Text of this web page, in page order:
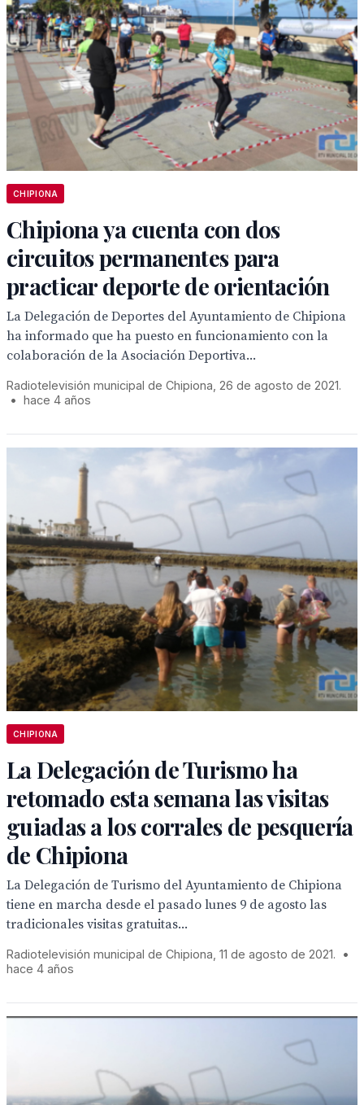
CHIPIONA
Chipiona ya cuenta con dos
circuitos permanentes para
practicar deporte de orientación
La Delegación de Deportes del Ayuntamiento de Chipiona
ha informado que ha puesto en funcionamiento con la
colaboración de la Asociación Deportiva...
Radiotelevisión municipal de Chipiona, 26 de agosto de 2021.
• hace 4 años
CHIPIONA
La Delegación de Turismo ha
retomado esta semana las visitas
guiadas a los corrales de pesquería
de Chipiona
La Delegación de Turismo del Ayuntamiento de Chipiona
tiene en marcha desde el pasado lunes 9 de agosto las
tradicionales visitas gratuitas...
Radiotelevisión municipal de Chipiona, 11 de agosto de 2021.
•
hace 4 años